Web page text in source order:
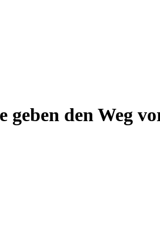
geben den Weg